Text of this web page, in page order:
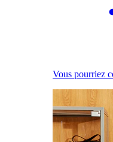
Vous pourriez